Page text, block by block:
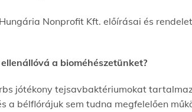
Nonprofit Kft. előírásai és
a bioméhészetünket?
jótékony tejsavbaktériumokat
a bélflórájuk sem tudna megfelelően